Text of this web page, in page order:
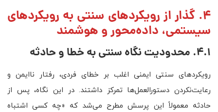
4. گذار از رویکردهای سنتی به رویکردهای
سیستمی، داده‌محور و هوشمند
4.1. محدودیت نگاه سنتی به خطا و حادثه
رویکردهای سنتی ایمنی اغلب بر خطای فردی، رفتار ناایمن و
رعایت‌نکردن دستورالعمل‌ها تمرکز داشتند. در این نگاه، پس از
حادثه معمولاً این پرسش مطرح می‌شد که «چه کسی اشتباه